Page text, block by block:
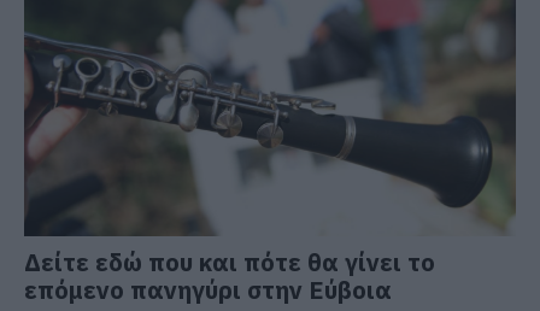
Δείτε εδώ που και πότε θα γίνει το
επόμενο πανηγύρι στην Εύβοια